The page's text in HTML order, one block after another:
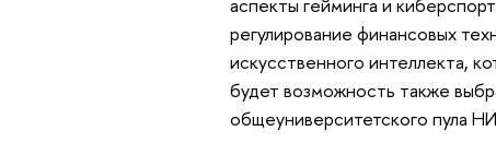
аспекты гейминга и
регулирование финансовых
искусственного интеллекта,
будет возможность также
общеуниверситетского пула